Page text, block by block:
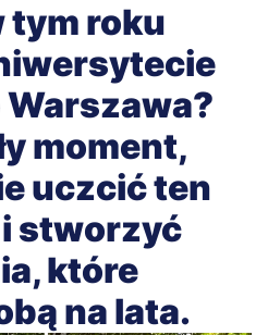
tym roku
moment,
uczcić ten
stworzyć
które
na lata.